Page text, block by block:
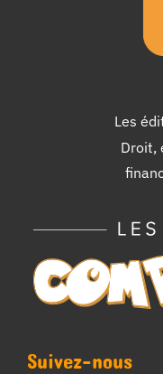
Les
Droit,
Suivez-nous